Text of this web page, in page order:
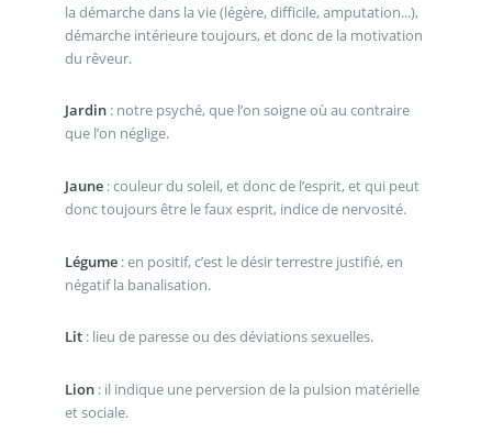
la démarche dans la vie (légère, difficile, amputation...),
démarche intérieure toujours, et donc de la motivation
du rêveur.
Jardin: notre psyché, que l’on soigne où au contraire
que l’on néglige.
Jaune: couleur du soleil, et donc de l’esprit, et qui peut
donc toujours être le faux esprit, indice de nervosité.
Légume: en positif, c’est le désir terrestre justifié, en
négatif la banalisation.
Lit: lieu de paresse ou des déviations sexuelles.
Lion: il indique une perversion de la pulsion matérielle
et sociale.